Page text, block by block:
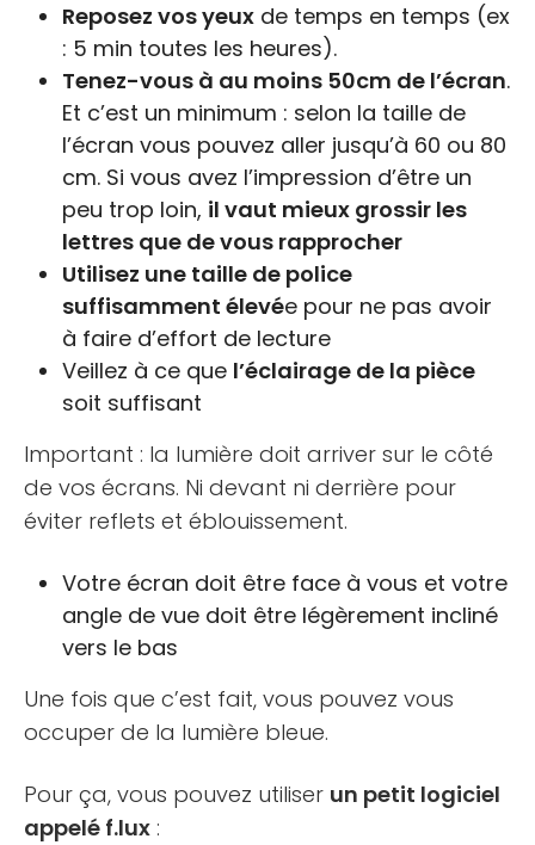
Reposez vos yeux de temps en temps (ex
: 5 min toutes les heures).
Tenez-vous à au moins 50cm de l’écran.
Et c’est un minimum : selon la taille de
l’écran vous pouvez aller jusqu’à 60 ou 80
cm. Si vous avez l’impression d’être un
peu trop loin, il vaut mieux grossir les
lettres que de vous rapprocher
Utilisez une taille de police
suffisamment élevée pour ne pas avoir
à faire d’effort de lecture
Veillez à ce que l’éclairage de la pièce
soit suffisant
Important : la lumière doit arriver sur le côté
de vos écrans. Ni devant ni derrière pour
éviter reflets et éblouissement.
Votre écran doit être face à vous et votre
angle de vue doit être légèrement incliné
vers le bas
Une fois que c’est fait, vous pouvez vous
occuper de la lumière bleue.
Pour ça, vous pouvez utiliser un petit logiciel
appelé f.lux :